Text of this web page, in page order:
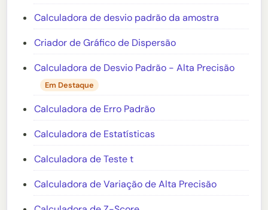
Calculadora de desvio padrão da amostra
Criador de Gráfico de Dispersão
Calculadora de Desvio Padrão - Alta Precisão
Em Destaque
Calculadora de Erro Padrão
Calculadora de Estatísticas
Calculadora de Teste t
Calculadora de Variação de Alta Precisão